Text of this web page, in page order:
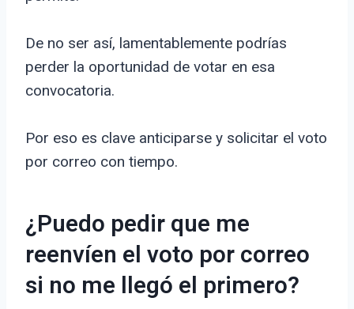
De no ser así, lamentablemente podrías
perder la oportunidad de votar en esa
convocatoria.
Por eso es clave anticiparse y solicitar el voto
por correo con tiempo.
¿Puedo pedir que me
reenvíen el voto por correo
si no me llegó el primero?